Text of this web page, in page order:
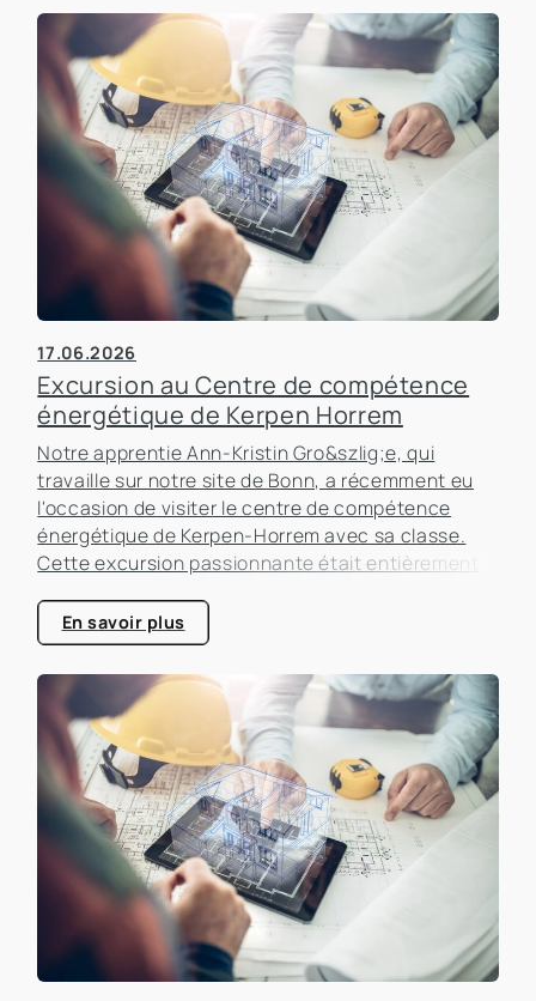
17.06.2026
Excursion au Centre de compétence
énergétique de Kerpen Horrem
Notre apprentie Ann-Kristin Gro&szlig;e, qui
travaille sur notre site de Bonn, a récemment eu
l'occasion de visiter le centre de compétence
énergétique de Kerpen-Horrem avec sa classe.
Cette excursion passionnante était entièrement
bâtiments, un sujet qui prend de plus en plus
d'importance dans le secteur immobilier.
En savoir plus